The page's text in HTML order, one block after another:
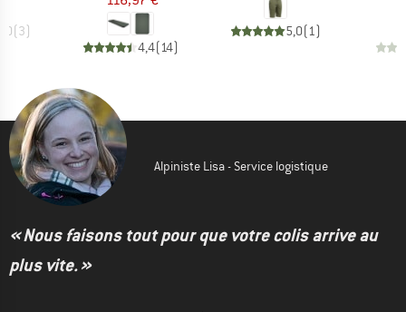
(3)
4,4(14)
5,0(1)
Alpiniste Lisa - Service logistique
« Nous faisons tout pour que votre colis arrive au
plus vite. »